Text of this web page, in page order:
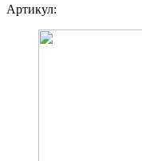
Артикул: